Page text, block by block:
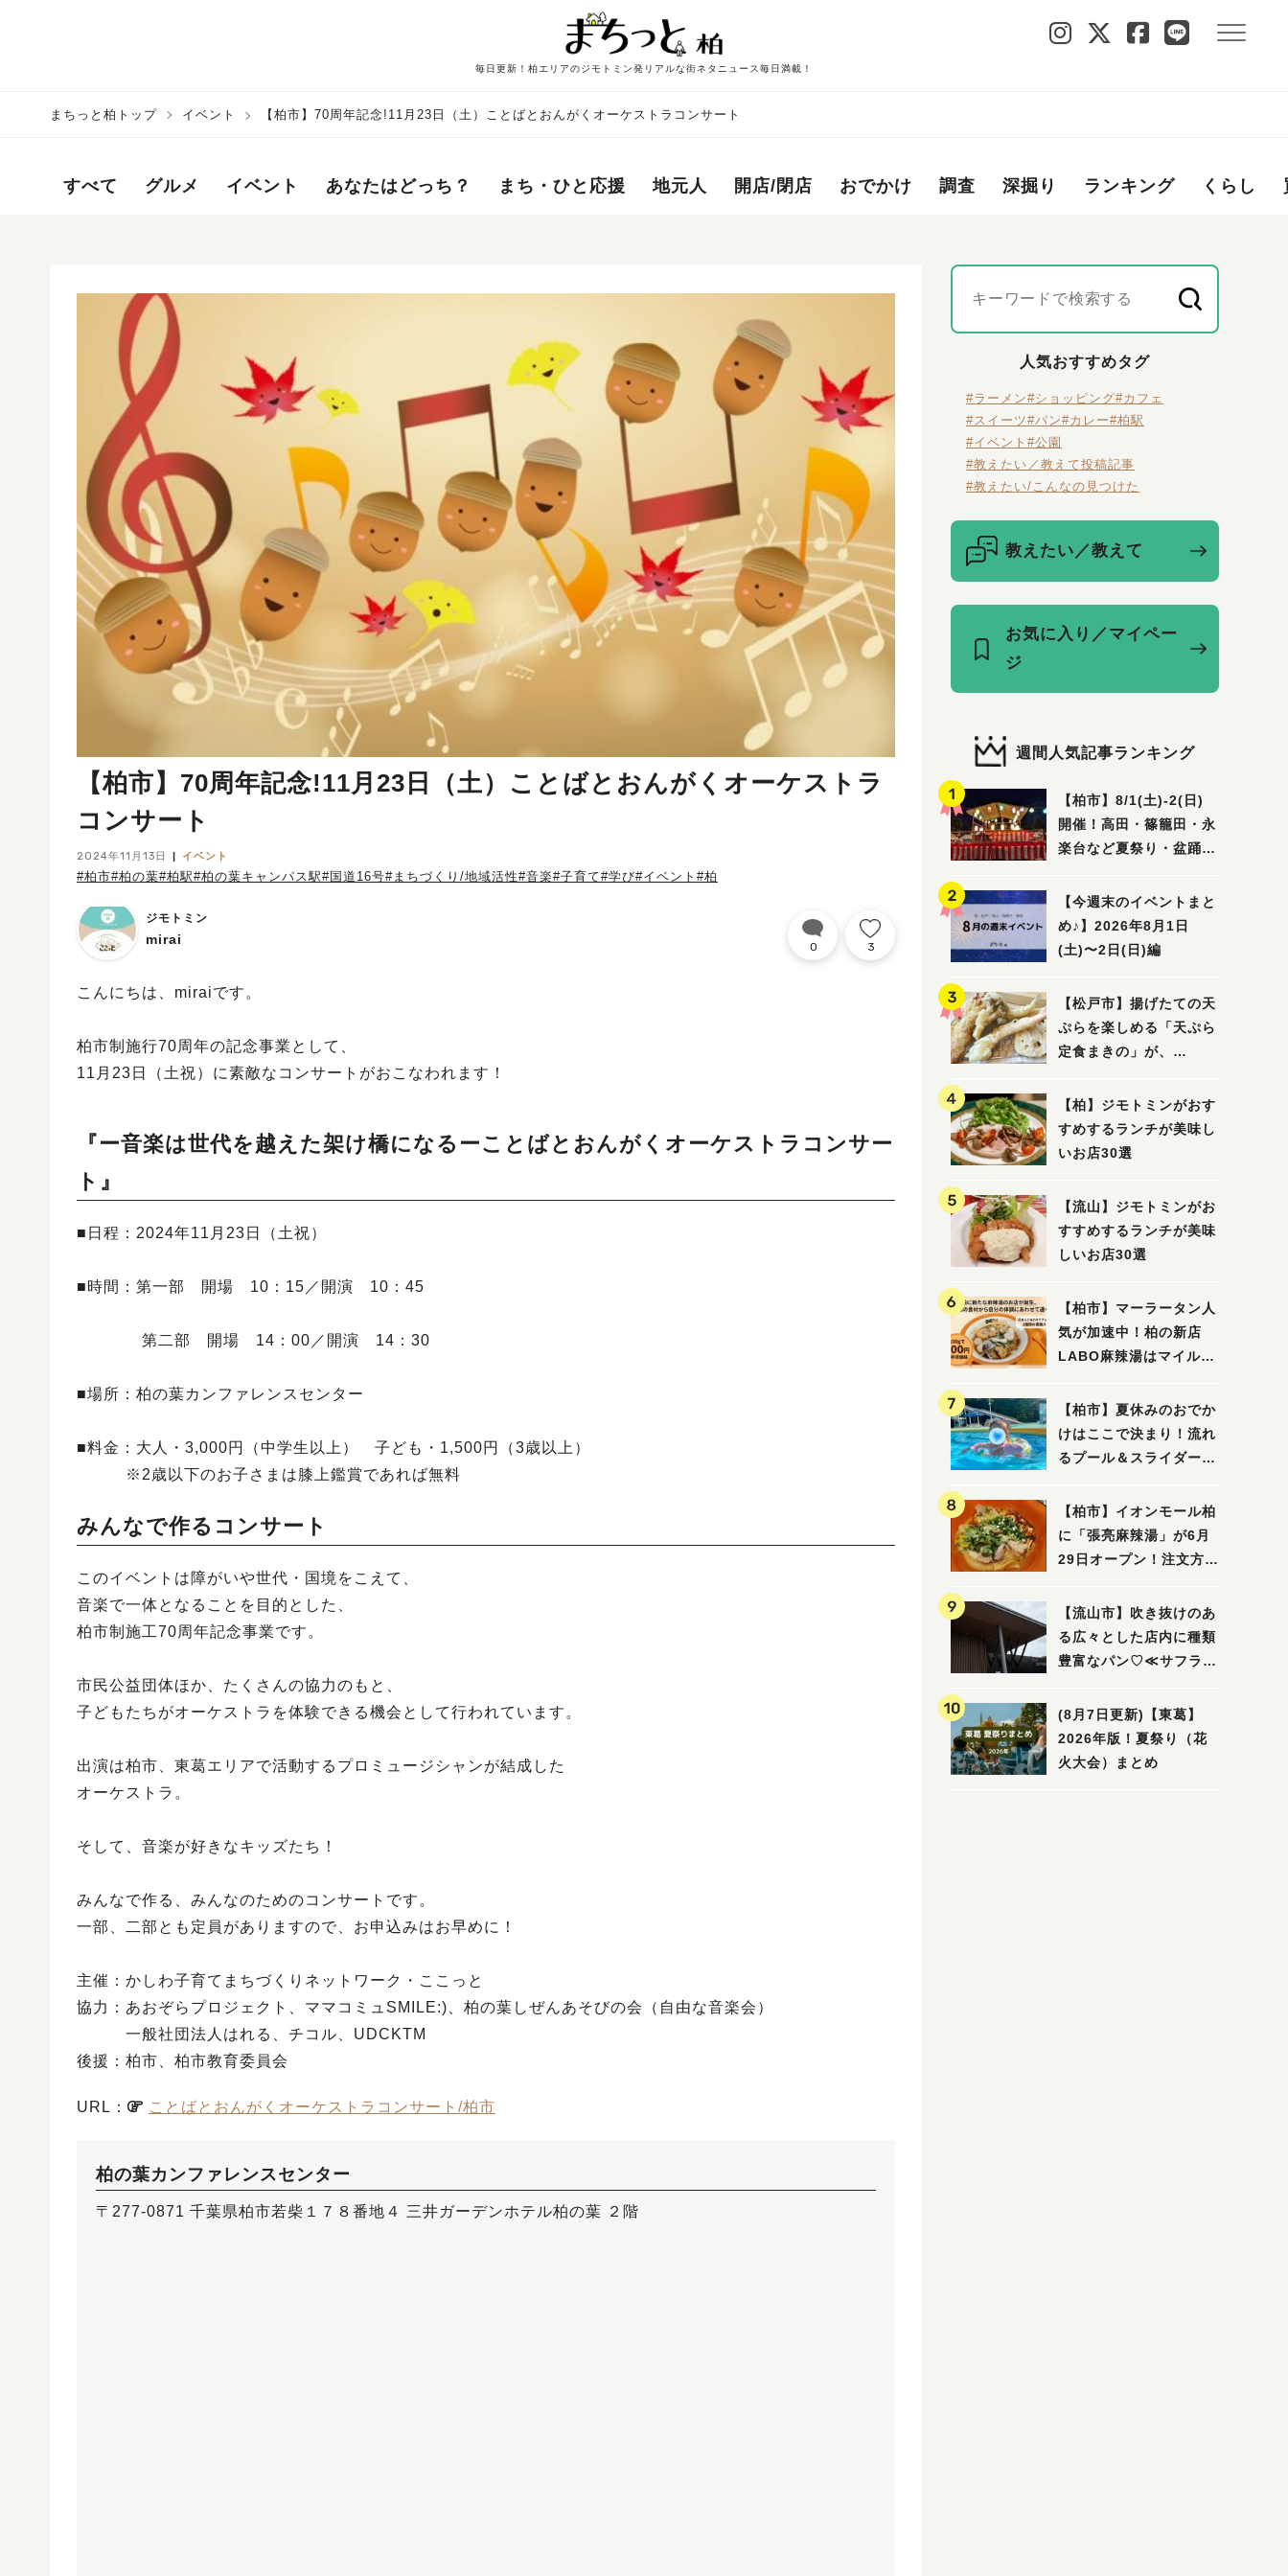
毎日更新！柏エリアのジモトミン発リアルな街ネタニュース毎日満載！
まちっと柏トップ イベント 【柏市】70周年記念!11月23日（土）ことばとおんがくオーケストラコンサート
すべて グルメ イベント あなたはどっち？ まち・ひと応援 地元人 開店/閉店 おでかけ 調査 深掘り ランキング くらし
【柏市】70周年記念!11月23日（土）ことばとおんがくオーケストラ
コンサート
2024年11月13日 イベント
#柏市#柏の葉#柏駅#柏の葉キャンパス駅#国道16号#まちづくり/地域活性#音楽#子育て#学び#イベント #柏
ジモトミン
mirai 0 3
こんにちは、miraiです。
柏市制施行70周年の記念事業として、
11月23日（土祝）に素敵なコンサートがおこなわれます！
『ー音楽は世代を越えた架け橋になるーことばとおんがくオーケストラコンサー
ト』
■日程：2024年11月23日（土祝）
■時間：第一部 開場 10：15／開演 10：45
第二部 開場 14：00／開演 14：30
■場所：柏の葉カンファレンスセンター
■料金：大人・3,000円（中学生以上） 子ども・1,500円（3歳以上）
※2歳以下のお子さまは膝上鑑賞であれば無料
みんなで作るコンサート
このイベントは障がいや世代・国境をこえて、
音楽で一体となることを目的とした、
柏市制施工70周年記念事業です。
市民公益団体ほか、たくさんの協力のもと、
子どもたちがオーケストラを体験できる機会として行われています。
出演は柏市、東葛エリアで活動するプロミュージシャンが結成した
オーケストラ。
そして、音楽が好きなキッズたち！
みんなで作る、みんなのためのコンサートです。
一部、二部とも定員がありますので、お申込みはお早めに！
主催：かしわ子育てまちづくりネットワーク・ここっと
協力：あおぞらプロジェクト、ママコミュSMILE:)、柏の葉しぜんあそびの会（自由な音楽会）
一般社団法人はれる、チコル、UDCKTM
後援：柏市、柏市教育委員会
URL： ことばとおんがくオーケストラコンサート/柏市
柏の葉カンファレンスセンター
〒277-0871 千葉県柏市若柴１７８番地４ 三井ガーデンホテル柏の葉 ２階
人気おすすめタグ
#ラーメン#ショッピング#カフェ
#スイーツ#パン#カレー#柏駅
#イベント #公園
#教えたい／教えて投稿記事
#教えたい/こんなの見つけた
教えたい／教えて
お気に入り／マイペー
ジ
週間人気記事ランキング
【柏市】8/1(土)‐2(日)
開催！高田・篠籠田・永
楽台など夏祭り・盆踊り
【今週末のイベントまと
め♪】2026年8月1日
(土)〜2日(日)編
【松戸市】揚げたての天
ぷらを楽しめる「天ぷら
定食まきの」が、
【柏】ジモトミンがおす
すめするランチが美味し
いお店30選
【流山】ジモトミンがお
すすめするランチが美味
しいお店30選
【柏市】マーラータン人
気が加速中！柏の新店
LABO麻辣湯はマイルド
【柏市】夏休みのおでか
けはここで決まり！流れ
るプール＆スライダーに
ル」を親子で満喫してき
ました！
【柏市】イオンモール柏
に「張亮麻辣湯」が6月
29日オープン！注文方法
ビュー
【流山市】吹き抜けのあ
る広々とした店内に種類
豊富なパン♡≪サフラン
(8月7日更新)【東葛】
2026年版！夏祭り（花
火大会）まとめ